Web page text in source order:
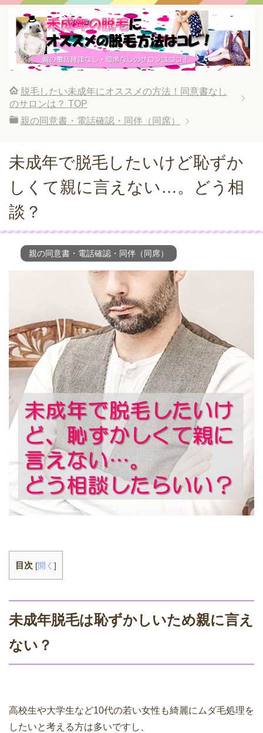
脱毛したい未成年にオススメの方法！同意書なし
のサロンは？ TOP
親の同意書・電話確認・同伴（同席）
未成年で脱毛したいけど恥ずか
しくて親に言えない…。どう相
談？
親の同意書・電話確認・同伴（同席）
目次 [開く ]
未成年脱毛は恥ずかしいため親に言え
ない？
高校生や大学生など10代の若い女性も綺麗にムダ毛処理を
したいと考える方は多いですし、